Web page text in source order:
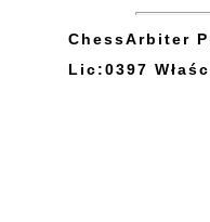
ChessArbiter
Lic:0397